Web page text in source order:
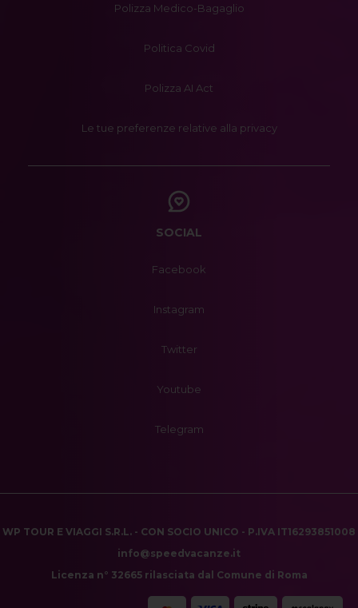
Polizza Medico-Bagaglio
Politica Covid
Polizza AI Act
Le tue preferenze relative alla privacy
SOCIAL
Facebook
Instagram
Twitter
Youtube
Telegram
WP TOUR E VIAGGI S.R.L. - CON SOCIO UNICO - P.IVA IT16293851008
info@speedvacanze.it
Licenza n° 32665 rilasciata dal Comune di Roma